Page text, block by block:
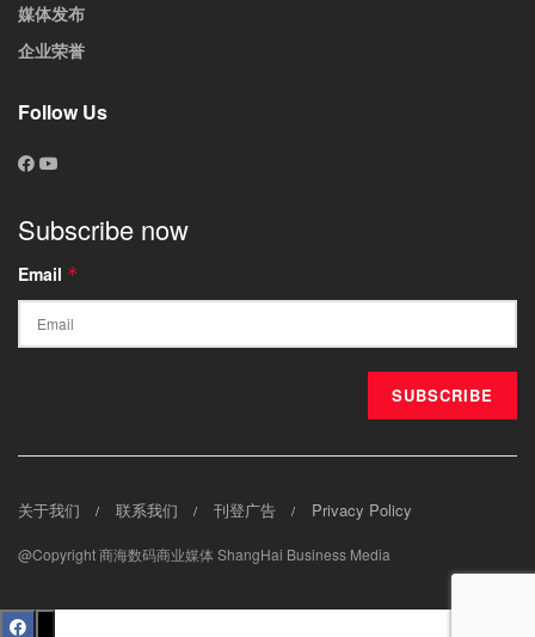
媒体发布
企业荣誉
Follow Us
Subscribe now
Email *
关于我们 联系我们 刊登广告 Privacy Policy
@Copyright 商海数码商业媒体 ShangHai Business Media